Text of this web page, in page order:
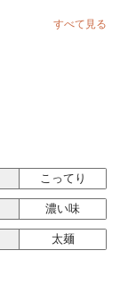
すべて見る
こってり
濃い味
太麺